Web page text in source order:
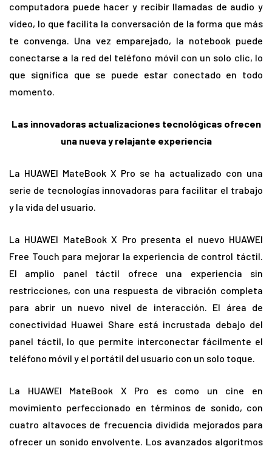
computadora puede hacer y recibir llamadas de audio y
vídeo, lo que facilita la conversación de la forma que más
te convenga. Una vez emparejado, la notebook puede
conectarse a la red del teléfono móvil con un solo clic, lo
que significa que se puede estar conectado en todo
momento.
Las innovadoras actualizaciones tecnológicas ofrecen
una nueva y relajante experiencia
La HUAWEI MateBook X Pro se ha actualizado con una
serie de tecnologías innovadoras para facilitar el trabajo
y la vida del usuario.
La HUAWEI MateBook X Pro presenta el nuevo HUAWEI
Free Touch para mejorar la experiencia de control táctil.
El amplio panel táctil ofrece una experiencia sin
restricciones, con una respuesta de vibración completa
para abrir un nuevo nivel de interacción. El área de
conectividad Huawei Share está incrustada debajo del
panel táctil, lo que permite interconectar fácilmente el
teléfono móvil y el portátil del usuario con un solo toque.
La HUAWEI MateBook X Pro es como un cine en
movimiento perfeccionado en términos de sonido, con
cuatro altavoces de frecuencia dividida mejorados para
ofrecer un sonido envolvente. Los avanzados algoritmos